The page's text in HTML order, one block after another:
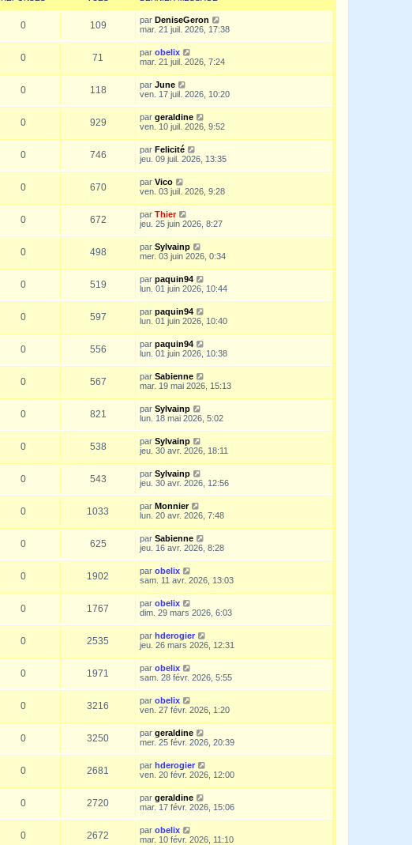
0 109 par DeniseGeron
mar. 21 juil. 2026, 17:38
0 71 par obelix
mar. 21 juil. 2026, 7:24
0 118 par June
ven. 17 juil. 2026, 10:20
0 929 par geraldine
ven. 10 juil. 2026, 9:52
0 746 par Felicité
jeu. 09 juil. 2026, 13:35
0 670 par Vico
ven. 03 juil. 2026, 9:28
0 672 par Thier
jeu. 25 juin 2026, 8:27
0 498 par Sylvainp
mer. 03 juin 2026, 0:34
0 519 par paquin94
lun. 01 juin 2026, 10:44
0 597 par paquin94
lun. 01 juin 2026, 10:40
0 556 par paquin94
lun. 01 juin 2026, 10:38
0 567 par Sabienne
mar. 19 mai 2026, 15:13
0 821 par Sylvainp
lun. 18 mai 2026, 5:02
0 538 par Sylvainp
jeu. 30 avr. 2026, 18:11
0 543 par Sylvainp
jeu. 30 avr. 2026, 12:56
0 1033 par Monnier
lun. 20 avr. 2026, 7:48
0 625 par Sabienne
jeu. 16 avr. 2026, 8:28
0 1902 par obelix
sam. 11 avr. 2026, 13:03
0 1767 par obelix
dim. 29 mars 2026, 6:03
0 2535 par hderogier
jeu. 26 mars 2026, 12:31
0 1971 par obelix
sam. 28 févr. 2026, 5:55
0 3216 par obelix
ven. 27 févr. 2026, 1:20
0 3250 par geraldine
mer. 25 févr. 2026, 20:39
0 2681 par hderogier
ven. 20 févr. 2026, 12:00
0 2720 par geraldine
mar. 17 févr. 2026, 15:06
0 2672 par obelix
mar. 10 févr. 2026, 11:10